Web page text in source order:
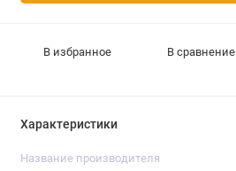
В избранное В сравнение
Характеристики
Название производителя